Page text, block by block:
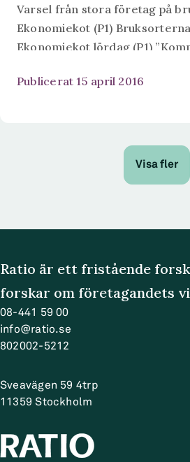
Varsel från stora företag på
Ekonomiekot (P1)
Ekonomiekot lördag (P1)
roll, de kommunala
tjänstemännen kan vända och
Publicerat 15 april 2016
Visa fler
Ratio är ett fristående
forskar om företagandets
08-441 59 00
info@ratio.se
802002-5212
Sveavägen 59 4trp
11359 Stockholm